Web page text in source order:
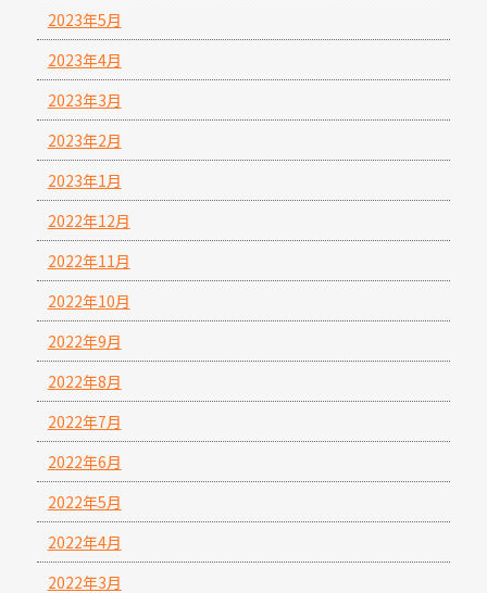
2023年5月
2023年4月
2023年3月
2023年2月
2023年1月
2022年12月
2022年11月
2022年10月
2022年9月
2022年8月
2022年7月
2022年6月
2022年5月
2022年4月
2022年3月